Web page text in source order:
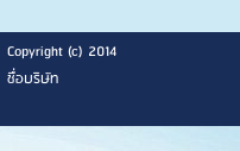
Copyright (c) 2014
ชื่อบริษัท